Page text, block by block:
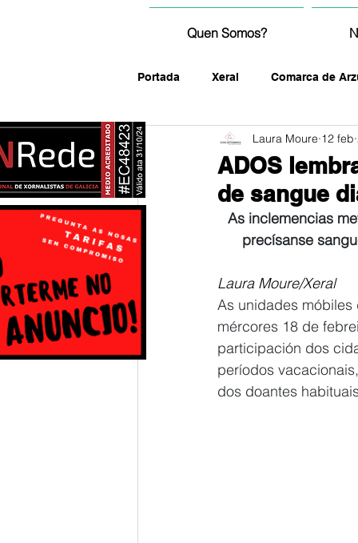
Quen Somos?
Portada Xeral Comarca de
fotografía
ADOS
de sangue
Laura Moure 12 feb
As inclemencias
precísanse
Laura Moure/Xeral
As unidades
mércores 18 de
participación dos
períodos
dos doantes